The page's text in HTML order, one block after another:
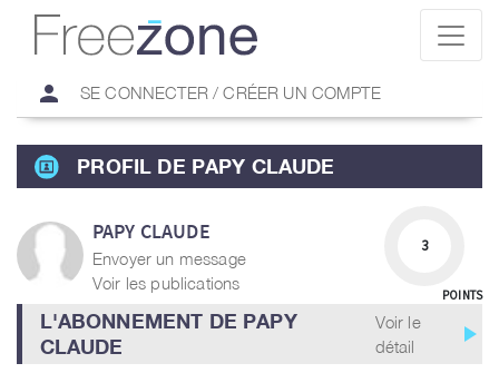
person SE CONNECTER / CRÉER UN COMPTE
PROFIL DE PAPY CLAUDE
PAPY CLAUDE
Envoyer un message
Voir les publications
3
POINTS
L'ABONNEMENT DE PAPY
CLAUDE
Voir le
détail
play_arrow